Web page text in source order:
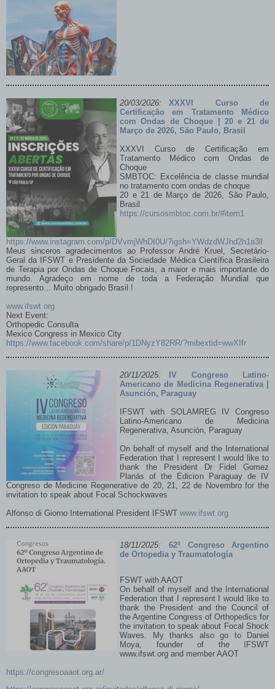
20/03/2026:
XXXVI Curso de
Certificação em Tratamento Médico
com Ondas de Choque | 20 e 21 de
Março de 2026, São Paulo, Brasil
XXXVI Curso de Certificação em
Tratamento Médico com Ondas de
Choque
SMBTOC: Excelência de classe mundial
no tratamento com ondas de choque
20 e 21 de Março de 2026, São Paulo,
Brasil
https://cursosmbtoc.com.br/#item1
https://www.instagram.com/p/DVvmjWhDI0U/?igsh=YWdzdWJhd2h1a3ll
Meus sinceros agradecimentos ao Professor André Kruel, Secretário-
Geral da IFSWT e Presidente da Sociedade Médica Científica Brasileira
de Terapia por Ondas de Choque Focais, a maior e mais importante do
mundo. Agradeço em nome de toda a Federação Mundial que
represento... Muito obrigado Brasil !
www.ifswt.org
Next Event:
Orthopedic Consulta
Mexico Congress in Mexico City
https://www.facebook.com/share/p/1DNyzY82RR/?mibextid=wwXIfr
20/11/2025:
IV Congreso Latino-
Americano de Medicina Regenerativa |
Asunción, Paraguay
IFSWT with SOLAMREG IV Congreso
Latino-Americano de Medicina
Regenerativa, Asunción, Paraguay
On behalf of myself and the International
Federation that I represent I would like to
thank the President Dr Fidel Gomez
Planás of the Edicion Paraguay de IV
Congreso de Medicine Regenerative de 20, 21, 22 de Novembro for the
invitation to speak about Focal Schockwaves
Alfonso di Giorno International President IFSWT www.ifswt.org
18/11/2025:
62º Congreso Argentino
de Ortopedia y Traumatología
FSWT with AAOT
On behalf of myself and the International
Federation that I represent I would like to
thank the President and the Council of
the Argentine Congress of Orthopedics for
the invitation to speak about Focal Shock
Waves. My thanks also go to Daniel
Moya, founder of the IFSWT
www.ifswt.org and member AAOT
https://congresoaaot.org.ar/
BOLOGNA | 4 OTTOBRE 2025
“Sala Virgo Fidelis”
Legione Carabinieri Bologna
Piazza dei Servi 3 - 40125 Bologna
Leggi tutto...
CURSO DE CERTIFICAÇÃO EM
TRATAMENTO POR ONDAS DE CHOQUE
Leggi tutto...
International Federation of Shock Wave
Treatment
Leggi tutto...